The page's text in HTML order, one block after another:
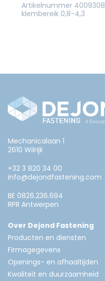
Artikelnummer 4009308
klembereik 0,8-4,3
Mechanicalaan 1
2610 Wilrijk
+32 3 820 34 00
info@dejondfastening.com
BE 0826.236.694
RPR Antwerpen
Over Dejond Fastening
Producten en diensten
Firmagegevens
Openings- en afhaaltijden
Kwaliteit en duurzaamheid